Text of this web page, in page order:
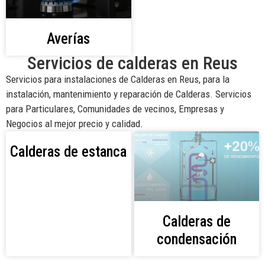
Averías
Servicios de calderas en Reus
Servicios para instalaciones de Calderas en Reus, para la
instalación, mantenimiento y reparación de Calderas. Servicios
para Particulares, Comunidades de vecinos, Empresas y
Negocios al mejor precio y calidad.
Calderas de estanca
Calderas de
condensación